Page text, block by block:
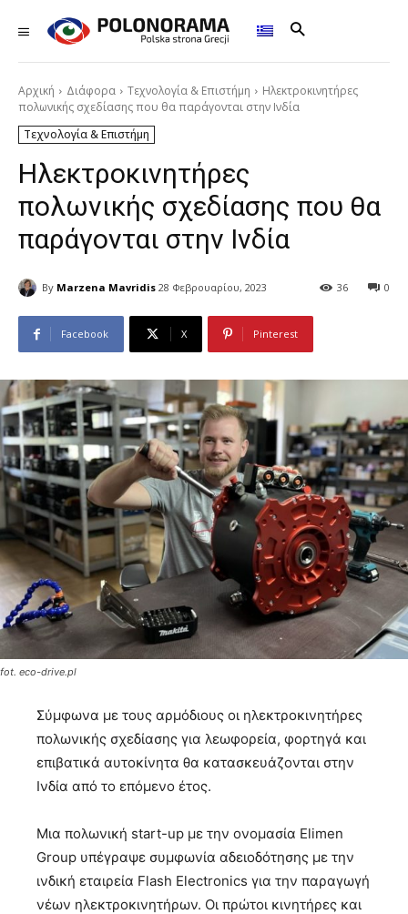
Αρχική Διάφορα Τεχνολογία & Επιστήμη
Ηλεκτροκινητήρες
πολωνικής σχεδίασης που θα παράγονται στην Ινδία
Τεχνολογία & Επιστήμη
Ηλεκτροκινητήρες
πολωνικής σχεδίασης που θα
παράγονται στην Ινδία
By Marzena Mavridis 28 Φεβρουαρίου, 2023 0
36
Facebook X Pinterest
fot. eco-drive.pl
Σύμφωνα με τους αρμόδιους οι ηλεκτροκινητήρες
πολωνικής σχεδίασης για λεωφορεία, φορτηγά και
επιβατικά αυτοκίνητα θα κατασκευάζονται στην
Ινδία από το επόμενο έτος.
Μια πολωνική start-up με την ονομασία Elimen
Group υπέγραψε συμφωνία αδειοδότησης με την
ινδική εταιρεία Flash Electronics για την παραγωγή
νέων ηλεκτροκινητήρων. Οι πρώτοι κινητήρες και